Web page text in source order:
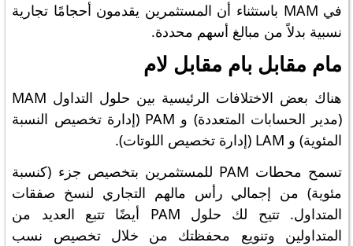
في MAM باستثناء أن المستثمرين يقدمون أحجامًا تجارية
نسبية بدلاً من مبالغ أسهم محددة.
مام مقابل بام مقابل لام
هناك بعض الاختلافات الرئيسية بين حلول التداول MAM
(مدير الحسابات المتعددة) و PAM (إدارة تخصيص النسبة
المئوية) و LAM (إدارة تخصيص اللوتات).
تسمح محطات PAM للمستثمرين بتخصيص جزء (كنسبة
مئوية) من إجمالي رأس مالهم التجاري لنسخ صفقات
المتداول. تتيح لك حلول PAM أيضًا تتبع العديد من
المتداولين وتنويع محفظتك من خلال تخصيص نسب